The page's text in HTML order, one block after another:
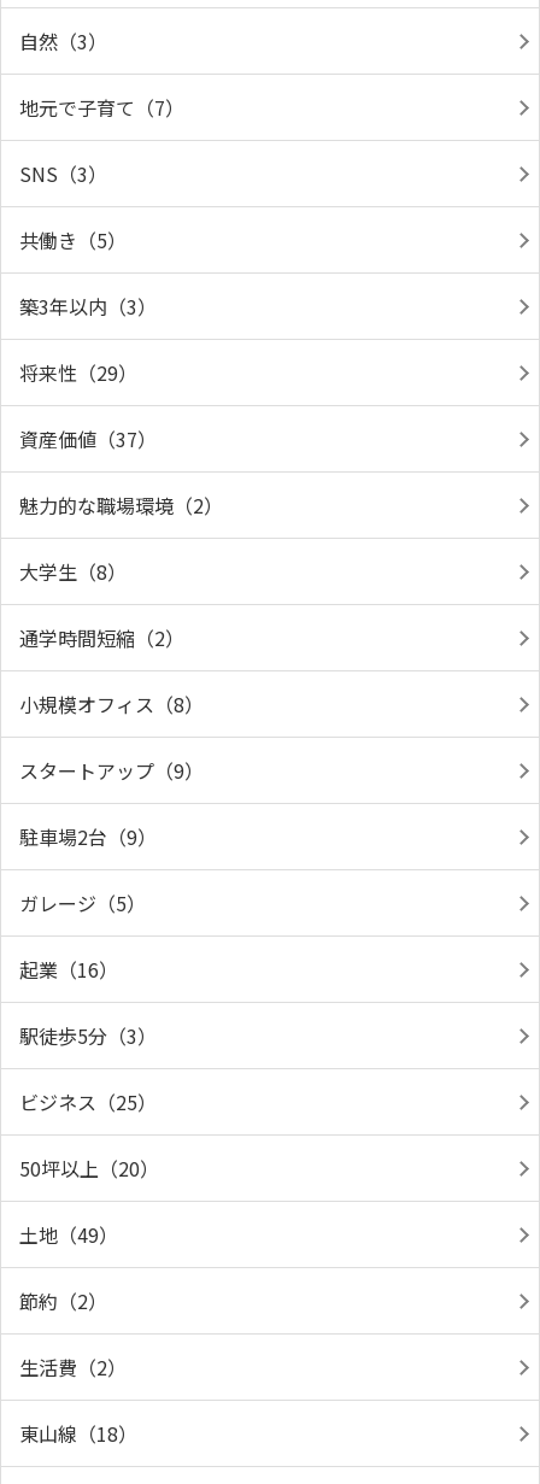
自然（3）
地元で子育て（7）
SNS（3）
共働き（5）
築3年以内（3）
将来性（29）
資産価値（37）
魅力的な職場環境（2）
大学生（8）
通学時間短縮（2）
小規模オフィス（8）
スタートアップ（9）
駐車場2台（9）
ガレージ（5）
起業（16）
駅徒歩5分（3）
ビジネス（25）
50坪以上（20）
土地（49）
節約（2）
生活費（2）
東山線（18）